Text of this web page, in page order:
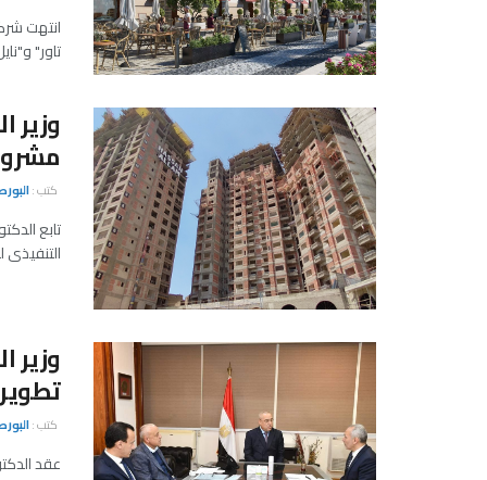
انتهت
تاور"
وزير
كتب :
تابع
وزير
كتب :
عقد